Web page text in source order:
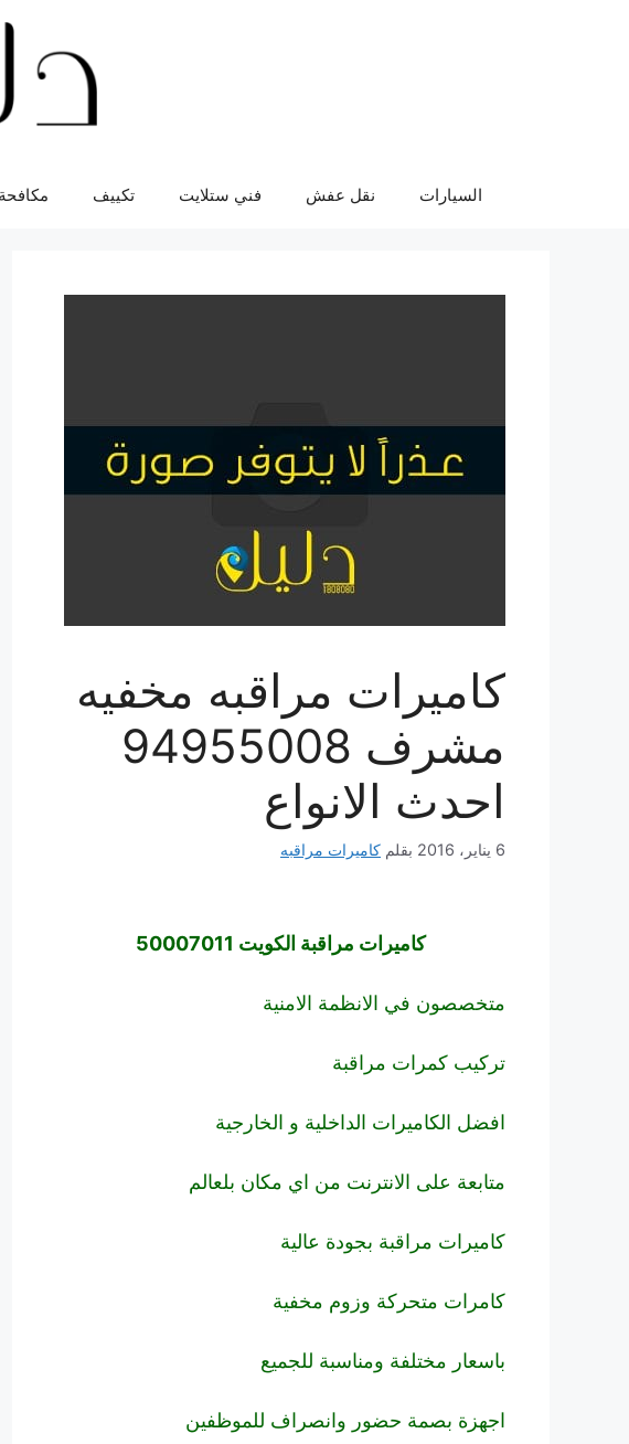
السيارات نقل عفش فني ستلايت تكييف
كاميرات مراقبه مخفيه
مشرف 94955008
احدث الانواع
6 يناير، 2016 بقلم كاميرات مراقبه
كاميرات مراقبة الكويت 50007011
متخصصون في الانظمة الامنية
تركيب كمرات مراقبة
افضل الكاميرات الداخلية و الخارجية
متابعة على الانترنت من اي مكان بلعالم
كاميرات مراقبة بجودة عالية
كامرات متحركة وزوم مخفية
باسعار مختلفة ومناسبة للجميع
اجهزة بصمة حضور وانصراف للموظفين